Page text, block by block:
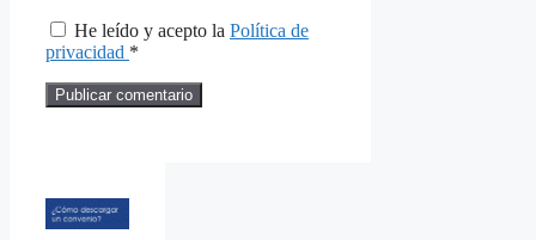
He leído y acepto la Política de
privacidad *